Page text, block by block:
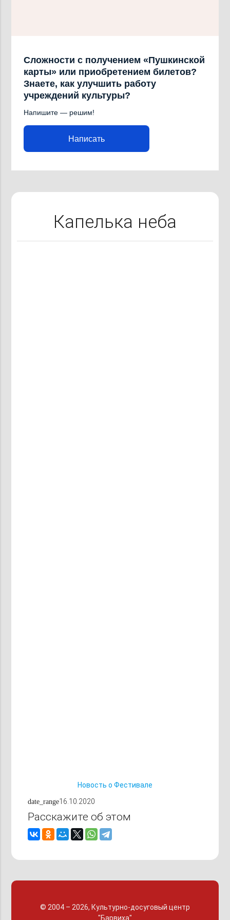
Сложности с получением «Пушкинской
карты» или приобретением билетов?
Знаете, как улучшить работу
учреждений культуры?
Напишите — решим!
Написать
Капелька неба
Новость о Фестивале
date_range16.10.2020
Расскажите об этом
© 2004 – 2026, Культурно-досуговый центр
"Барвиха"